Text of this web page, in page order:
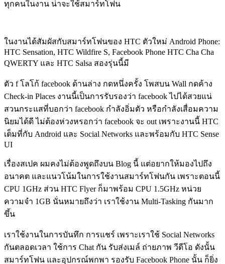
ทุกคนในงาน น่าจะใช้สมาร์ทโฟน
ในงานได้สัมผัสกับสมาร์ทโฟนของ HTC ตัวใหม่ Android Phone:
HTC Sensation, HTC Wildfire S, Facebook Phone HTC Cha Cha
QWERTY และ HTC Salsa สองรุ่นนี้มี
ตัว f โลโก้ facebook ด้านล่าง กดหนึ่งครั้ง โพสบน Wall กดค้าง
Check-in Places งานนี้เป็นการรับรองว่า facebook ไปได้สวยแน่
สวนกระแสที่บอกว่า facebook กำลังอิ่มตัว หรือกำลังเสื่อมความ
นิยมได้ดี ไม่ต้องห่วงหรอกว่า facebook จะ out เพราะงานนี้ HTC
เต็มที่กับ Android และ Social Networks และพร้อมกับ HTC Sense
UI
เรื่องสเปค ผมคงไม่ต้องพูดถึงบน Blog นี้ แต่อยากให้มองไปถึง
อนาคต และแนวโน้มในการใช้งานสมาร์ทโฟนกัน เพราะตอนนี้
CPU 1GHz ส่วน HTC Flyer ก็มาพร้อม CPU 1.5GHz หน่วย
ความจำ 1GB นั่นหมายถึงว่า เราใช้งาน Multi-Tasking กันมาก
ขึ้น
เราใช้งานในการบันทึก การแชร์ เพราะเราใช้ Social Networks
กันตลอดเวลา ใช้การ Chat กัน รับส่งเมล์ ถ่ายภาพ วีดีโอ ดังนั้น
สมาร์ทโฟน และอุปกรณ์พกพา รองรับ Facebook Phone นั้น ก็ยิ่ง